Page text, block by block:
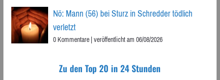
Nö: Mann (56) bei Sturz in Schredder tödlich
verletzt
0 Kommentare|veröffentlicht am 06/08/2026
Zu den Top 20 in 24 Stunden